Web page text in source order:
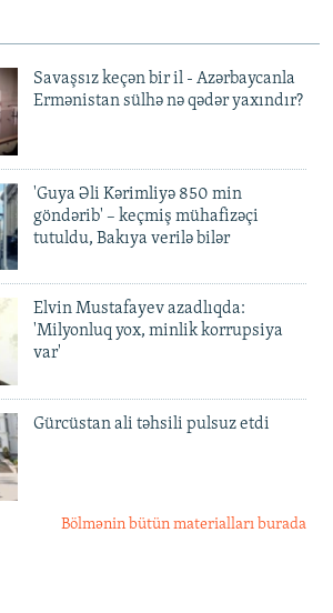
Savaşsız keçən bir il - Azərbaycanla
Ermənistan sülhə nə qədər yaxındır?
'Guya Əli Kərimliyə 850 min
göndərib' – keçmiş mühafizəçi
tutuldu, Bakıya verilə bilər
Elvin Mustafayev azadlıqda:
'Milyonluq yox, minlik korrupsiya
var'
Gürcüstan ali təhsili pulsuz etdi
Bölmənin bütün materialları burada